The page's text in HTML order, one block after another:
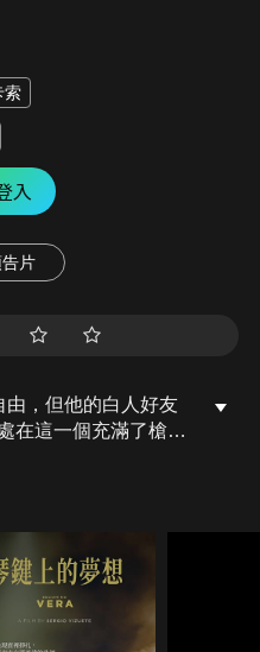
索
入
片
，但他的白人好友
在這一個充滿了槍與